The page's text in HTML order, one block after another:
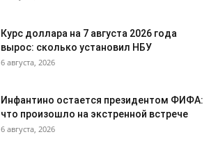
Курс доллара на 7 августа 2026 года
вырос: сколько установил НБУ
6 августа, 2026
Инфантино остается президентом ФИФА:
что произошло на экстренной встрече
6 августа, 2026